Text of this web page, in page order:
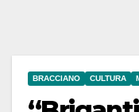
BRACCIANO CULTURA